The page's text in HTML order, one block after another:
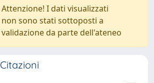
Attenzione! I dati visualizzati
non sono stati sottoposti a
validazione da parte dell'ateneo
Citazioni